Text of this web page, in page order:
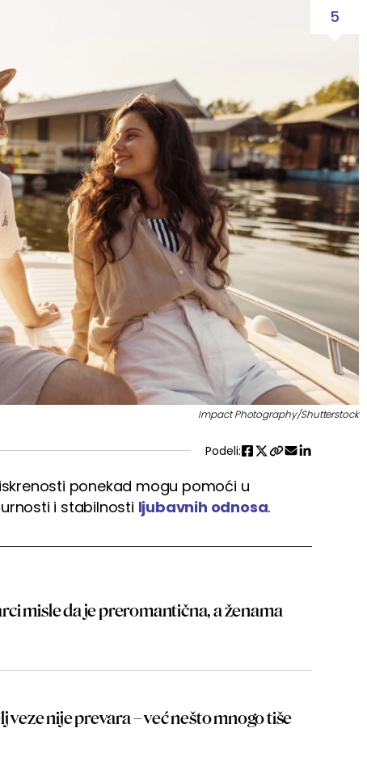
5
Impact Photography/Shutterstock
Podeli:
ponekad mogu pomoći u
i stabilnosti ljubavnih odnosa.
misle da je preromantična, a ženama
nije prevara – već nešto mnogo tiše